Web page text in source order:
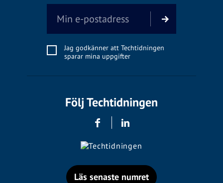
Jag godkänner att Techtidningen
sparar mina uppgifter
Följ Techtidningen
Läs senaste numret